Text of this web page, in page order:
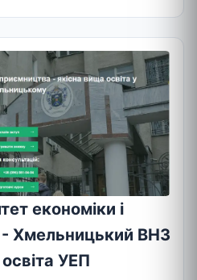
економіки і
- Хмельницький ВНЗ
УЕП